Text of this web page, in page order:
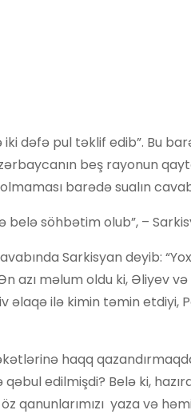
dəfə pul təklif edib”. Bu
beş rayonun
barədə sualın
söhbətim olub”, –
Sarkisyan deyib:
azı məlum oldu ki, Əliyev və
əlaqə ilə kimin təmin etdiyi,
haqq
edilmişdi? Belə ki,
qanunlarımızı yaza və